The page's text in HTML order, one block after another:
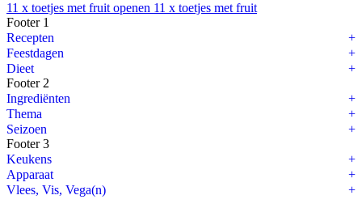
11 x toetjes met fruit openen 11 x toetjes met fruit
Onze 10 favoriete keuken tools
Wie houdt er nu niet van lekker kokkerellen en experimenteren in
Tip: als je op de linkjes hieronder klikt, kun je de keuken tools direct
1.Microplane rasp
2.Citruspers
3.Maatlepels
Digitale weegschaal
Footer 1
Recepten
Feestdagen
Dieet
Footer 2
Ingrediënten
Thema
Seizoen
Footer 3
Keukens
Apparaat
Vlees, Vis, Vega(n)